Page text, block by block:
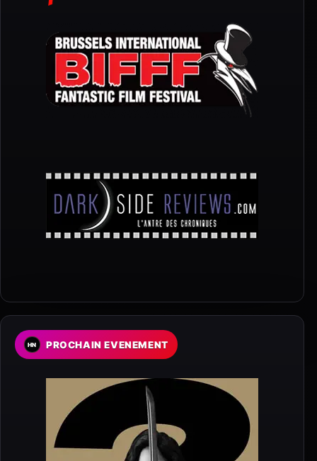
PROCHAIN EVENEMENT